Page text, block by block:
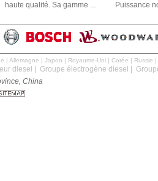
haute qualité. Sa gamme ...
Puissance
| Allemagne | Japon | Royaume-Uni | Corée | Russie |
diesel Groupe électrogène diesel
Province, China